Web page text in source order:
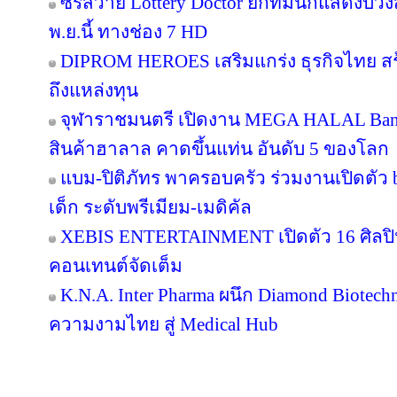
พ.ย.นี้ ทางช่อง 7 HD
DIPROM HEROES เสริมแกร่ง ธุรกิจไทย
ถึงแหล่งทุน
จุฬาราชมนตรี เปิดงาน MEGA HALAL
สินค้าฮาลาล คาดขึ้นแท่น อันดับ 5 ของโลก
แบม-ปิติภัทร พาครอบครัว ร่วมงานเปิดตัว
เด็ก ระดับพรีเมียม-เมดิคัล
XEBIS ENTERTAINMENT เปิดตัว 16 ศิ
คอนเทนต์จัดเต็ม
K.N.A. Inter Pharma ผนึก Diamond
ความงามไทย สู่ Medical Hub